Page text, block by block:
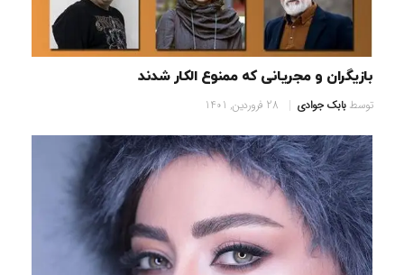
بازیگران و مجریانی که ممنوع الکار شدند
توسطبابک جوادی 28 فروردین, 1401